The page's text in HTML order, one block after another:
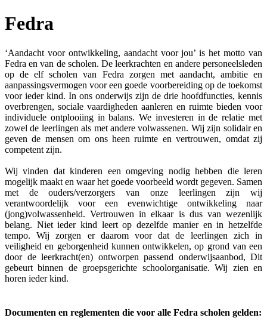
Fedra
‘Aandacht voor ontwikkeling, aandacht voor jou’ is het motto van
Fedra en van de scholen. De leerkrachten en andere personeelsleden
op de elf scholen van Fedra zorgen met aandacht, ambitie en
aanpassingsvermogen voor een goede voorbereiding op de toekomst
voor ieder kind. In ons onderwijs zijn de drie hoofdfuncties, kennis
overbrengen, sociale vaardigheden aanleren en ruimte bieden voor
individuele ontplooiing in balans. We investeren in de relatie met
zowel de leerlingen als met andere volwassenen. Wij zijn solidair en
geven de mensen om ons heen ruimte en vertrouwen, omdat zij
competent zijn.
Wij vinden dat kinderen een omgeving nodig hebben die leren
mogelijk maakt en waar het goede voorbeeld wordt gegeven. Samen
met de ouders/verzorgers van onze leerlingen zijn wij
verantwoordelijk voor een evenwichtige ontwikkeling naar
(jong)volwassenheid. Vertrouwen in elkaar is dus van wezenlijk
belang. Niet ieder kind leert op dezelfde manier en in hetzelfde
tempo. Wij zorgen er daarom voor dat de leerlingen zich in
veiligheid en geborgenheid kunnen ontwikkelen, op grond van een
door de leerkracht(en) ontworpen passend onderwijsaanbod, Dit
gebeurt binnen de groepsgerichte schoolorganisatie. Wij zien en
horen ieder kind.
Documenten en reglementen die voor alle Fedra scholen gelden: